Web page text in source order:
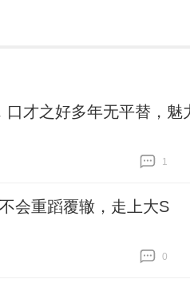
口才之好多年无平替，魅
1
会重蹈覆辙，走上大S
0